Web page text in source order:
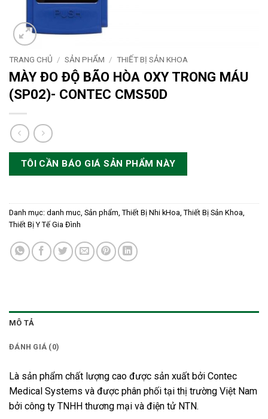
TRANG CHỦ / SẢN PHẨM / THIẾT BỊ SẢN KHOA
MÀY ĐO ĐỘ BÃO HÒA OXY TRONG MÁU
(SP02)- CONTEC CMS50D
TÔI CẦN BÁO GIÁ SẢN PHẨM NÀY
Danh mục: danh muc Sản phẩm Thiết Bị Nhi kHoa Thiết Bị Sản Khoa
Thiết Bị Y Tế Gia Đình
MÔ TẢ
ĐÁNH GIÁ (0)
Là sản phẩm chất lượng cao được sản xuất bởi Contec
Medical Systems và được phân phối tại thị trường Việt Nam
bởi công ty TNHH thương mại và điện tử NTN.